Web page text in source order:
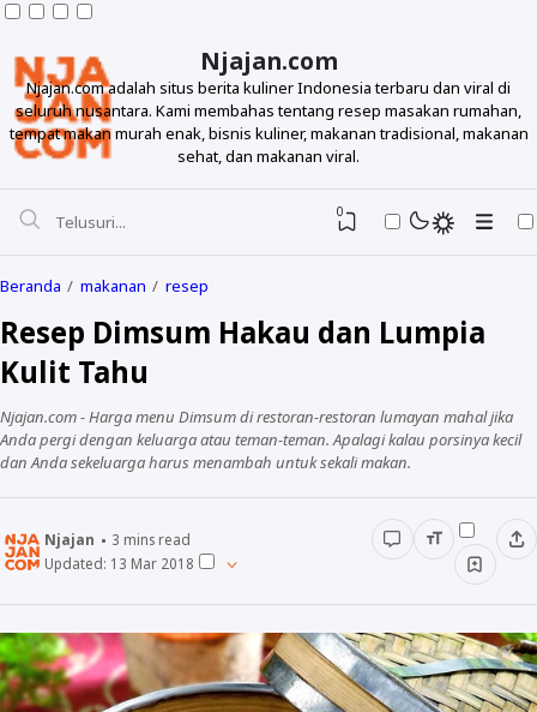
Njajan.com
Njajan.com adalah situs berita kuliner Indonesia terbaru dan viral di
seluruh nusantara. Kami membahas tentang resep masakan rumahan,
tempat makan murah enak, bisnis kuliner, makanan tradisional, makanan
sehat, dan makanan viral.
Makanan
Info
0
Beranda makanan resep
Resep Dimsum Hakau dan Lumpia
Kulit Tahu
Njajan.com - Harga menu Dimsum di restoran-restoran lumayan mahal jika
Anda pergi dengan keluarga atau teman-teman. Apalagi kalau porsinya kecil
dan Anda sekeluarga harus menambah untuk sekali makan.
Njajan 3 mins read
Updated: 13 Mar 2018